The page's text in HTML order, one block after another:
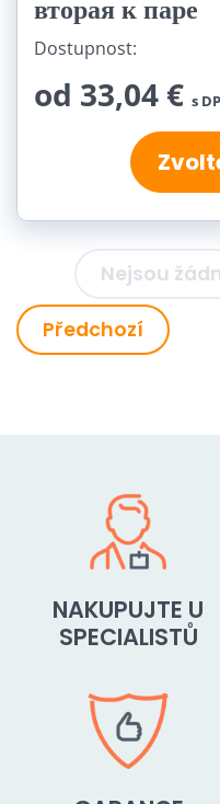
вторая к паре
Dostupnost:
od 33,04 € s
Nejsou
Předchozí
NAKUPUJTE U
SPECIALISTŮ